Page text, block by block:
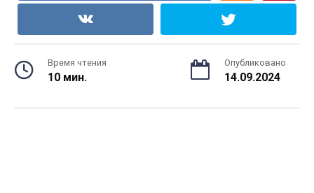
Время чтения
10 мин.
Опубликовано
14.09.2024